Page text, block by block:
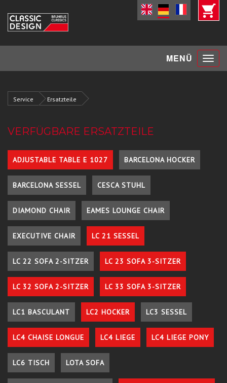
MENÜ Toggle
Service Ersatzteile
VERFÜGBARE ERSATZTEILE
ADJUSTABLE TABLE E 1027 BARCELONA HOCKER
BARCELONA SESSEL CESCA STUHL
DIAMOND CHAIR EAMES LOUNGE CHAIR
EXECUTIVE CHAIR LC 21 SESSEL
LC 22 SOFA 2-SITZER LC 23 SOFA 3-SITZER
LC 32 SOFA 2-SITZER LC 33 SOFA 3-SITZER
LC1 BASCULANT LC2 HOCKER LC3 SESSEL
LC4 CHAISE LONGUE LC4 LIEGE LC4 LIEGE PONY
LC6 TISCH LOTA SOFA